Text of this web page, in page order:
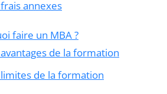
annexes
faire un MBA ?
de la formation
de la formation